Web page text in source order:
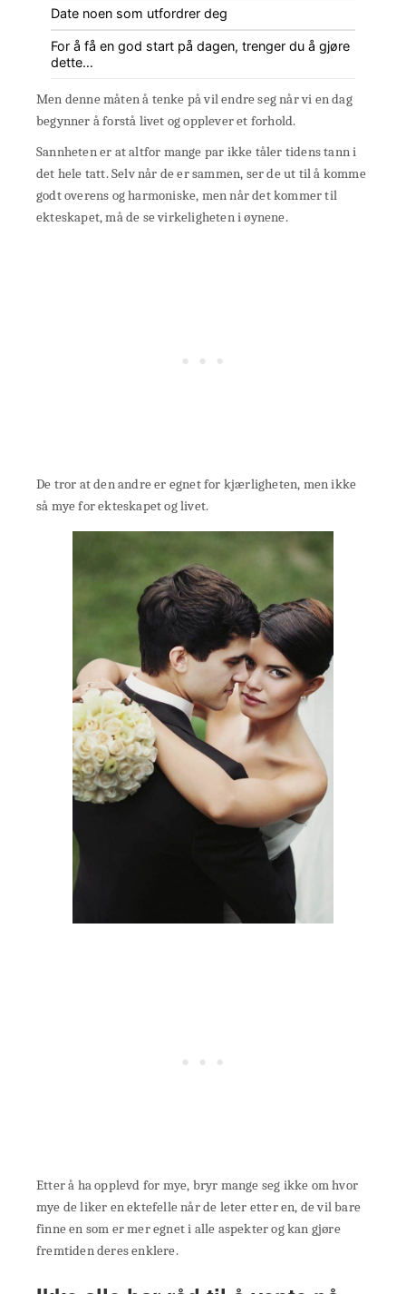
Date noen som utfordrer deg
For å få en god start på dagen, trenger du å gjøre
dette…
Men denne måten å tenke på vil endre seg når vi en dag
begynner å forstå livet og opplever et forhold.
Sannheten er at altfor mange par ikke tåler tidens tann i
det hele tatt. Selv når de er sammen, ser de ut til å komme
godt overens og harmoniske, men når det kommer til
ekteskapet, må de se virkeligheten i øynene.
De tror at den andre er egnet for kjærligheten, men ikke
så mye for ekteskapet og livet.
Etter å ha opplevd for mye, bryr mange seg ikke om hvor
mye de liker en ektefelle når de leter etter en, de vil bare
finne en som er mer egnet i alle aspekter og kan gjøre
fremtiden deres enklere.